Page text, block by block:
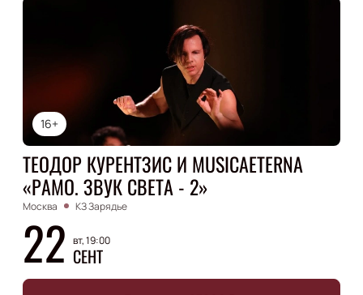
16+
ТЕОДОР КУРЕНТЗИС И MUSICAETERNA
«РАМО. ЗВУК СВЕТА - 2»
Москва КЗ Зарядье
22 вт, 19:00
СЕНТ